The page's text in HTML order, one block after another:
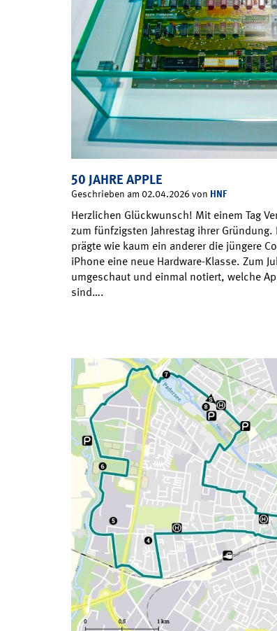
50 JAHRE APPLE
Geschrieben am 02.04.2026 von HNF
Herzlichen Glückwunsch! Mit einem Tag
zum fünfzigsten Jahrestag ihrer
prägte wie kaum ein anderer die jüngere
iPhone eine neue Hardware-Klasse. Zum
umgeschaut und einmal notiert, welche
sind….